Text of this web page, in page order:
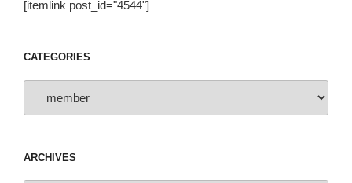
[itemlink post_id="4544"]
CATEGORIES
ARCHIVES